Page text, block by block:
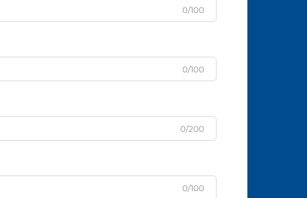
0/100
0/100
0/200
0/100